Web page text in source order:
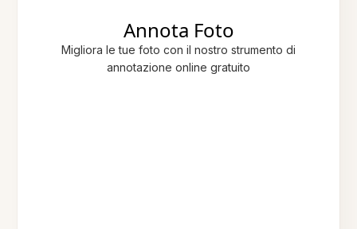
Annota Foto
Migliora le tue foto con il nostro strumento di
annotazione online gratuito